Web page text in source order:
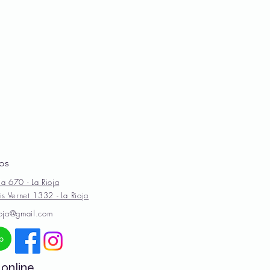
670 - La Rioja
Vernet 1332 - La Rioja